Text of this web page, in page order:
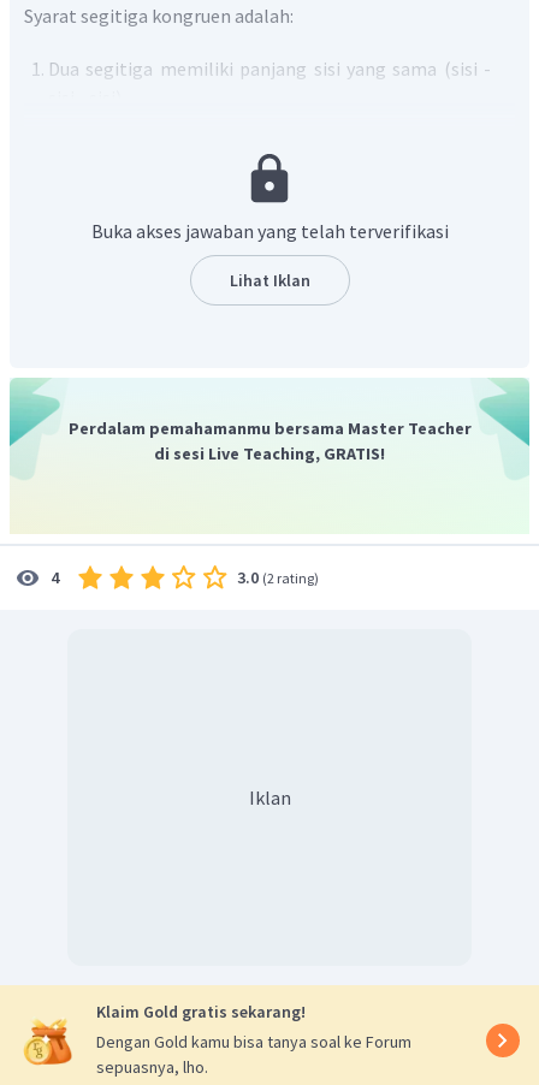
Syarat segitiga kongruen adalah:
Dua segitiga memiliki panjang sisi yang sama (sisi -
sebuah sudut yang diapit kedua sisi itu sama besar
sebuah sisi yang terhubung oleh kedua sudut tadi
sama besar (sudut - sisi - sudut).
Karena memenuhi 2 sisi dan 1 sudut apitnya sama. maka
dan
memenuhi sisi, sudut, sisi. sehingga
Buka akses jawaban yang telah terverifikasi
Lihat Iklan
Perdalam pemahamanmu bersama Master Teacher
di sesi Live Teaching, GRATIS!
4 3.0 (2 rating)
Iklan
Klaim Gold gratis sekarang!
Dengan Gold kamu bisa tanya soal ke Forum
sepuasnya, lho.